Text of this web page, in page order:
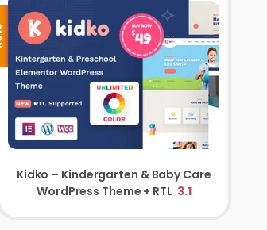
Kidko – Kindergarten & Baby Care
WordPress Theme + RTL 3.1